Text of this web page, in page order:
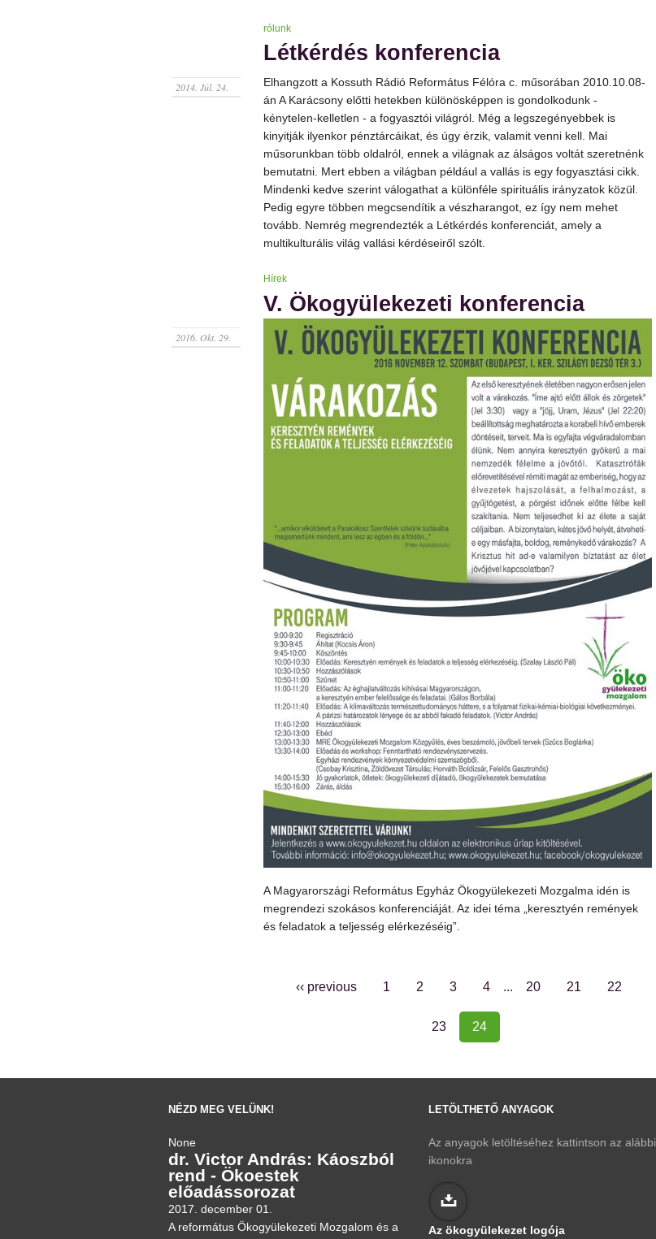
rólunk
Létkérdés konferencia
2014. Júl. 24.
Elhangzott a Kossuth Rádió Református Félóra c. műsorában 2010.10.08-
án A Karácsony előtti hetekben különösképpen is gondolkodunk -
kénytelen-kelletlen - a fogyasztói világról. Még a legszegényebbek is
kinyitják ilyenkor pénztárcáikat, és úgy érzik, valamit venni kell. Mai
műsorunkban több oldalról, ennek a világnak az álságos voltát szeretnénk
bemutatni. Mert ebben a világban például a vallás is egy fogyasztási cikk.
Mindenki kedve szerint válogathat a különféle spirituális irányzatok közül.
Pedig egyre többen megcsendítik a vészharangot, ez így nem mehet
tovább. Nemrég megrendezték a Létkérdés konferenciát, amely a
multikulturális világ vallási kérdéseiről szólt.
Hírek
V. Ökogyülekezeti konferencia
2016. Okt. 29.
A Magyarországi Református Egyház Ökogyülekezeti Mozgalma idén is
megrendezi szokásos konferenciáját. Az idei téma „keresztyén remények
és feladatok a teljesség elérkezéséig”.
‹‹ previous 1 2 3 4 ... 20 21 22
23 24
NÉZD MEG VELÜNK!
None
dr. Victor András: Káoszból
rend - Ökoestek
előadássorozat
2017. december 01.
A református Ökogyülekezeti Mozgalom és a
LETÖLTHETŐ ANYAGOK
Az anyagok letöltéséhez kattintson az alábbi
ikonokra
Az ökogyülekezet logója